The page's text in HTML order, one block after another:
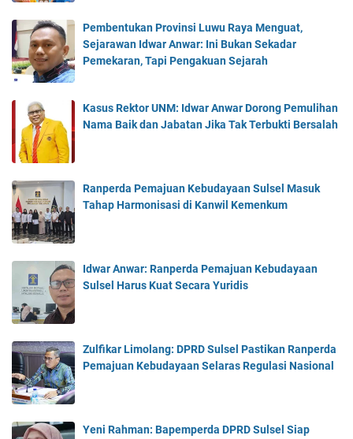
Pembentukan Provinsi Luwu Raya Menguat,
Sejarawan Idwar Anwar: Ini Bukan Sekadar
Pemekaran, Tapi Pengakuan Sejarah
Kasus Rektor UNM: Idwar Anwar Dorong Pemulihan
Nama Baik dan Jabatan Jika Tak Terbukti Bersalah
Ranperda Pemajuan Kebudayaan Sulsel Masuk
Tahap Harmonisasi di Kanwil Kemenkum
Idwar Anwar: Ranperda Pemajuan Kebudayaan
Sulsel Harus Kuat Secara Yuridis
Zulfikar Limolang: DPRD Sulsel Pastikan Ranperda
Pemajuan Kebudayaan Selaras Regulasi Nasional
Yeni Rahman: Bapemperda DPRD Sulsel Siap